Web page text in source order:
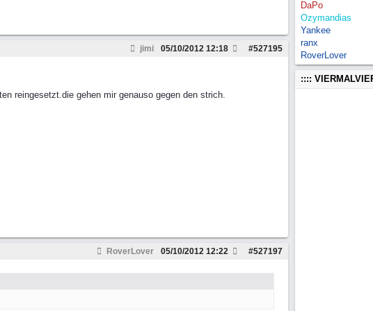
jimi #527195
05/10/2012 12:18
reingesetzt.die gehen mir genauso gegen den strich.
RoverLover #527197
05/10/2012 12:22
DaPo
Ozymandias
Yankee
ranx
RoverLover
::::